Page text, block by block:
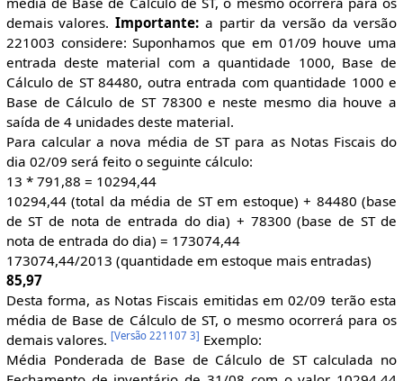
demais valores.Importante: a partir da versão da versão
221003 considere: Suponhamos que em 01/09 houve uma
entrada deste material com a quantidade 1000, Base de
Cálculo de ST 84480, outra entrada com quantidade 1000 e
Base de Cálculo de ST 78300 e neste mesmo dia houve a
saída de 4 unidades deste material.
Para calcular a nova média de ST para as Notas Fiscais do
dia 02/09 será feito o seguinte cálculo:
13 * 791,88 = 10294,44
10294,44 (total da média de ST em estoque) + 84480 (base
de ST de nota de entrada do dia) + 78300 (base de ST de
nota de entrada do dia) = 173074,44
173074,44/2013 (quantidade em estoque mais entradas)
85,97
Desta forma, as Notas Fiscais emitidas em 02/09 terão esta
média de Base de Cálculo de ST, o mesmo ocorrerá para os
demais valores. [Versão 221107 3] Exemplo:
Média Ponderada de Base de Cálculo de ST calculada no